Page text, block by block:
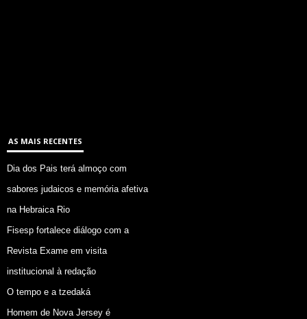
AS MAIS RECENTES
Dia dos Pais terá almoço com
sabores judaicos e memória afetiva
na Hebraica Rio
Fisesp fortalece diálogo com a
Revista Exame em visita
institucional à redação
O tempo e a tzedaká
Homem de Nova Jersey é